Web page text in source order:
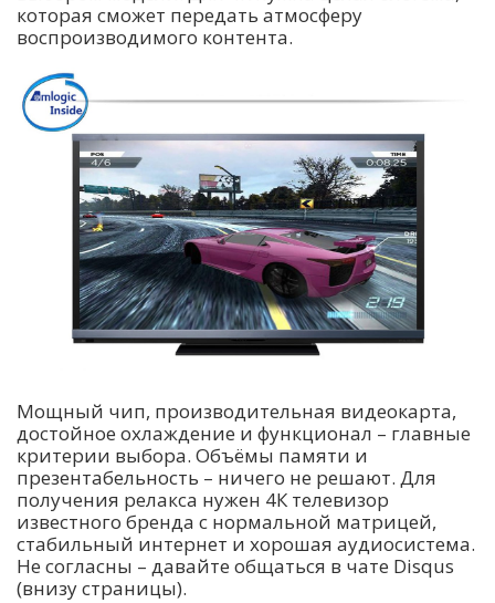
которая сможет передать атмосферу
воспроизводимого контента.
Мощный чип, производительная видеокарта,
достойное охлаждение и функционал – главные
критерии выбора. Объёмы памяти и
презентабельность – ничего не решают. Для
получения релакса нужен 4К телевизор
известного бренда с нормальной матрицей,
стабильный интернет и хорошая аудиосистема.
Не согласны – давайте общаться в чате Disqus
(внизу страницы).